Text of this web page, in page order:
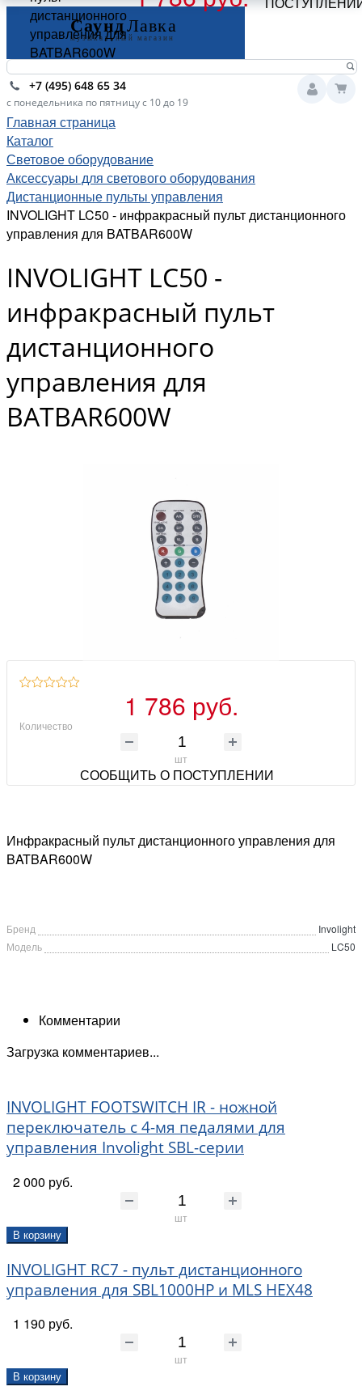
+7 (495) 648 65 34
с понедельника по пятницу с 10 до 19
Главная страница
Каталог
Световое оборудование
Аксессуары для светового оборудования
Дистанционные пульты управления
INVOLIGHT LC50 - инфракрасный пульт дистанционного
управления для BATBAR600W
INVOLIGHT LC50 -
инфракрасный пульт
дистанционного
управления для
BATBAR600W
1 786 руб.
Количество
шт
СООБЩИТЬ О ПОСТУПЛЕНИИ
Инфракрасный пульт дистанционного управления для
BATBAR600W
Бренд
Involight
Модель
LC50
Комментарии
Загрузка комментариев...
дистанционного
управления для
BATBAR600W
INVOLIGHT FOOTSWITCH IR - ножной
переключатель с 4-мя педалями для
управления Involight SBL-серии
2 000 руб.
шт
В корзину
INVOLIGHT RC7 - пульт дистанционного
управления для SBL1000HP и MLS HEX48
1 190 руб.
шт
В корзину